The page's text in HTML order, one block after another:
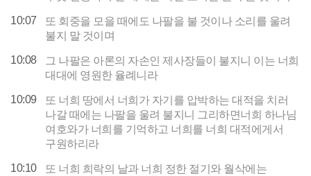
10:07
또 회중을 모을 때에도 나팔을 불 것이나 소리를 울려
불지 말 것이며
10:08
그 나팔은 아론의 자손인 제사장들이 불지니 이는 너희
대대에 영원한 율례니라
10:09
또 너희 땅에서 너희가 자기를 압박하는 대적을 치러
나갈 때에는 나팔을 울려 불지니 그리하면너희 하나님
여호와가 너희를 기억하고 너희를 너희 대적에게서
구원하리라
10:10
또 너희 희락의 날과 너희 정한 절기와 월삭에는